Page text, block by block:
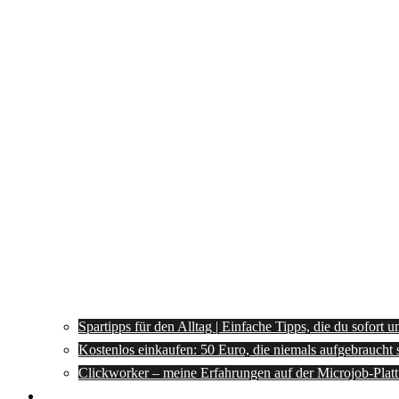
Spartipps für den Alltag | Einfache Tipps, die du sofort
Kostenlos einkaufen: 50 Euro, die niemals aufgebraucht
Clickworker – meine Erfahrungen auf der Microjob-